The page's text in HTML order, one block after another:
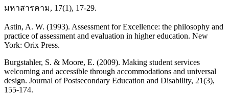
มหาสารคาม, 17(1), 17-29.
Astin, A. W. (1993). Assessment for Excellence: the philosophy and
practice of assessment and evaluation in higher education. New
York: Orix Press.
Burgstahler, S. & Moore, E. (2009). Making student services
welcoming and accessible through accommodations and universal
design. Journal of Postsecondary Education and Disability, 21(3),
155-174.